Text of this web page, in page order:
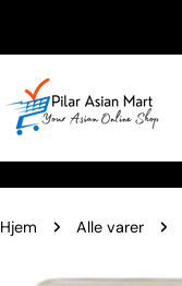
Hjem Alle varer